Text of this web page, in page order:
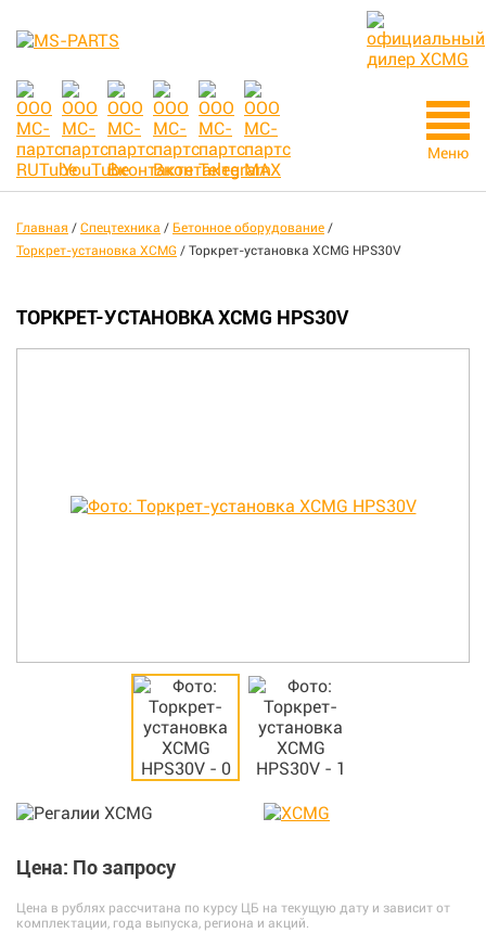
Меню
Главная / Спецтехника / Бетонное оборудование /
Торкрет-установка XCMG / Торкрет-установка XCMG HPS30V
ТОРКРЕТ-УСТАНОВКА XCMG HPS30V
Цена: По запросу
Цена в рублях рассчитана по курсу ЦБ на текущую дату и зависит от
комплектации, года выпуска, региона и акций.